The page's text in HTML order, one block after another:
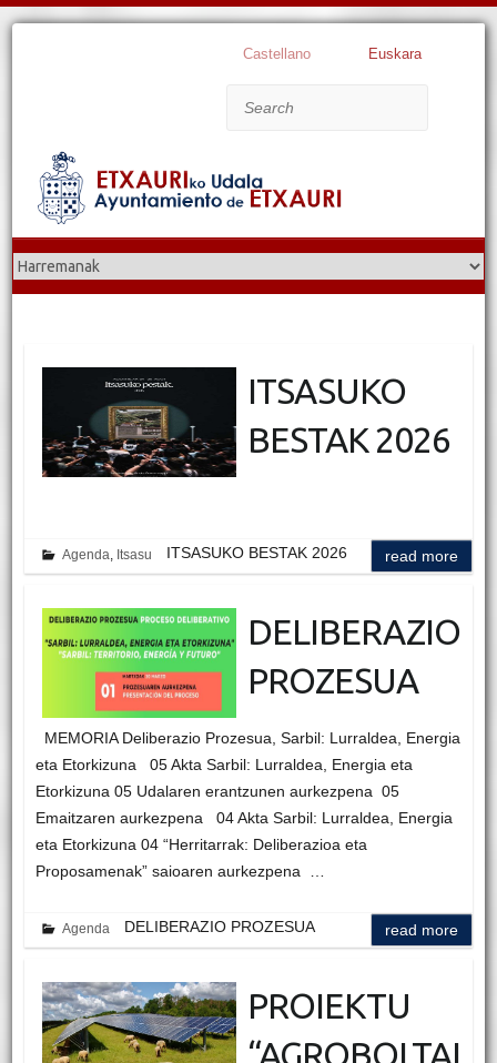
Castellano Euskara
ITSASUKO
BESTAK 2026
Agenda Itsasu ITSASUKO BESTAK 2026 read more
DELIBERAZIO
PROZESUA
MEMORIA Deliberazio Prozesua, Sarbil: Lurraldea, Energia
eta Etorkizuna 05 Akta Sarbil: Lurraldea, Energia eta
Etorkizuna 05 Udalaren erantzunen aurkezpena 05
Emaitzaren aurkezpena 04 Akta Sarbil: Lurraldea, Energia
eta Etorkizuna 04 “Herritarrak: Deliberazioa eta
Proposamenak” saioaren aurkezpena …
Agenda DELIBERAZIO PROZESUA read more
PROIEKTU
“AGROBOLTAI